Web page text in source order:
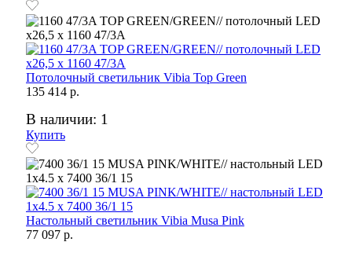
Потолочный светильник Vibia Top Green
135 414 р.
В наличии: 1
Купить
Настольный светильник Vibia Musa Pink
77 097 р.